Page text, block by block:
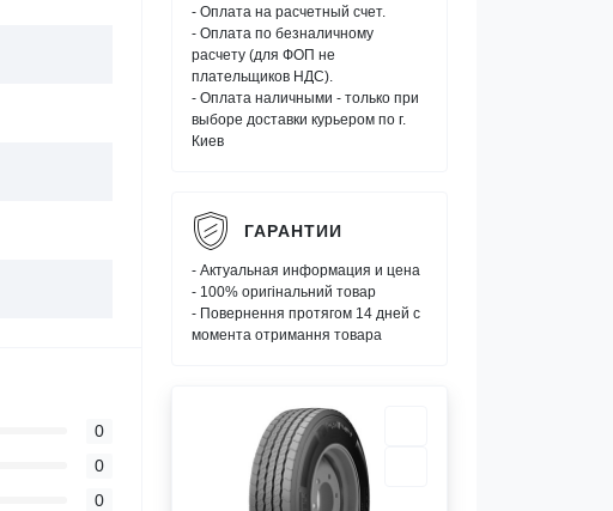
0
0
0
- Оплата на расчетный счет.
- Оплата по безналичному
расчету (для ФОП не
плательщиков НДС).
- Оплата наличными - только при
выборе доставки курьером по г.
Киев
ГАРАНТИИ
- Актуальная информация и цена
- 100% оригінальний товар
- Повернення протягом 14 дней с
момента отримання товара